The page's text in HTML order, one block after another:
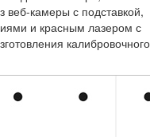
веб-камеры с подставкой,
и красным лазером с
калибровочного